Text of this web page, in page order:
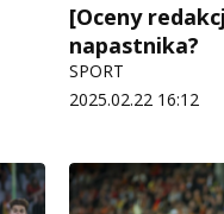
[Oceny
napastnika?
SPORT
2025.02.22 16:12